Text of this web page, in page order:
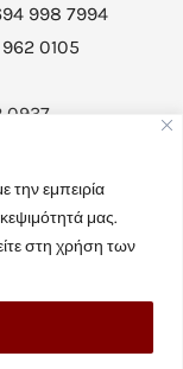
την εμπειρία
μας.
στη χρήση των
998 7994
0105
0937
IT Support by